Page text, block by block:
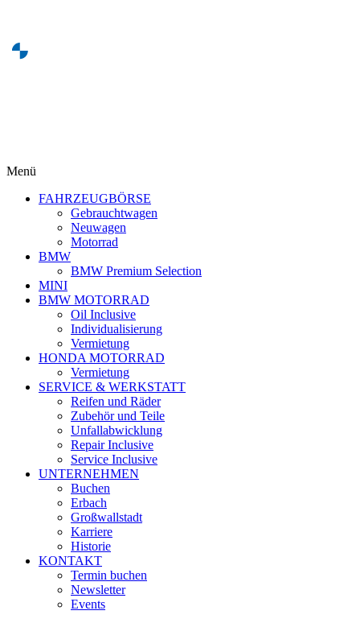
Menü
FAHRZEUGBÖRSE
Gebrauchtwagen
Neuwagen
Motorrad
BMW
BMW Premium Selection
MINI
BMW MOTORRAD
Oil Inclusive
Individualisierung
Vermietung
HONDA MOTORRAD
Vermietung
SERVICE & WERKSTATT
Reifen und Räder
Zubehör und Teile
Unfallabwicklung
Repair Inclusive
Service Inclusive
UNTERNEHMEN
Buchen
Erbach
Großwallstadt
Karriere
Historie
KONTAKT
Termin buchen
Newsletter
Events